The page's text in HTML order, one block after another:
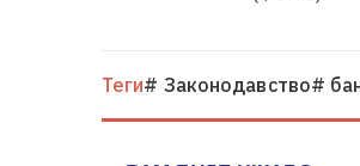
Теги# Законодавство#